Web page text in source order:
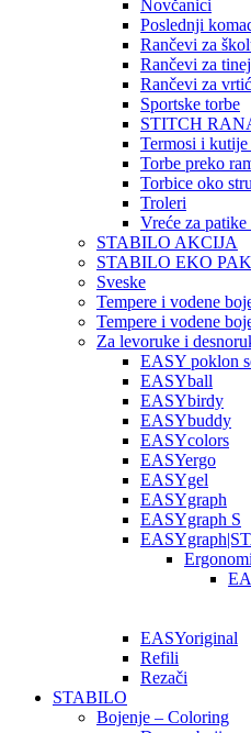
Novčanici
Poslednji
Rančevi za
Rančevi za
Rančevi za
Sportske torbe
STITCH
Termosi i kutije
Torbe preko
Torbice oko
Troleri
Vreće za
STABILO AKCIJA
STABILO EKO
Sveske
Tempere i vodene
Tempere i vodene
Za levoruke i
EASY poklon
EASYball
EASYbirdy
EASYbuddy
EASYcolors
EASYergo
EASYgel
EASYgraph
EASYgraph S
EASYoriginal
Refili
Rezači
STABILO
Bojenje – Coloring